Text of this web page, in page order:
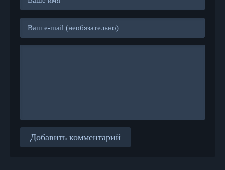
Добавить комментарий